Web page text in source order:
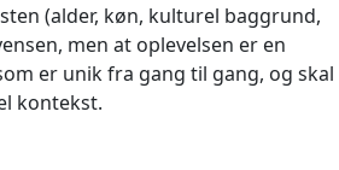
(alder, køn, kulturel baggrund,
men at oplevelsen er en
er unik fra gang til gang, og skal
kontekst.